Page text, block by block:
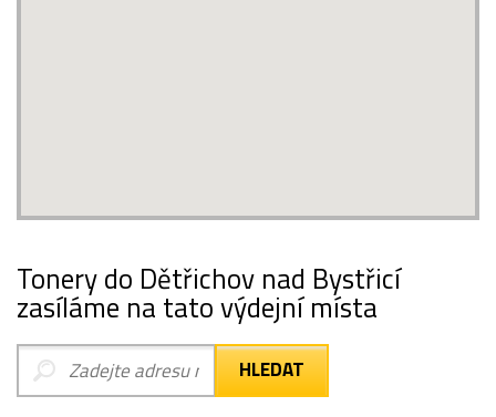
Tonery do Dětřichov nad Bystřicí
zasíláme na tato výdejní místa